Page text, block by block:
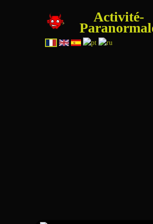
Activité-